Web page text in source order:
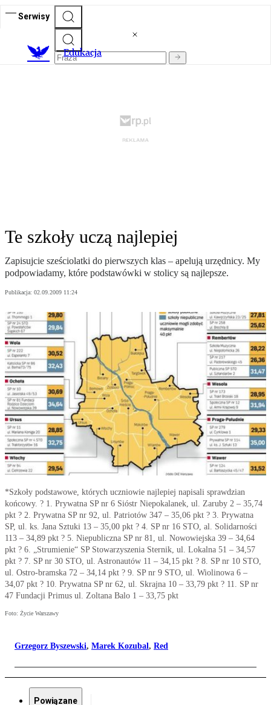
Serwisy
Edukacja
Te szkoły uczą najlepiej
Zapisujcie sześciolatki do pierwszych klas – apelują urzędnicy. My
podpowiadamy, które podstawówki w stolicy są najlepsze.
Publikacja: 02.09.2009 11:24
*Szkoły podstawowe, których uczniowie najlepiej napisali sprawdzian
końcowy. ? 1. Prywatna SP nr 6 Sióstr Niepokalanek, ul. Zaruby 2 – 35,74
pkt ? 2. Prywatna SP nr 92, ul. Patriotów 347 – 35,06 pkt ? 3. Prywatna
SP, ul. ks. Jana Sztuki 13 – 35,00 pkt ? 4. SP nr 16 STO, al. Solidarności
113 – 34,89 pkt ? 5. Niepubliczna SP nr 81, ul. Nowowiejska 39 – 34,64
pkt ? 6. „Strumienie“ SP Stowarzyszenia Sternik, ul. Lokalna 51 – 34,57
pkt ? 7. SP nr 30 STO, ul. Astronautów 11 – 34,15 pkt ? 8. SP nr 10 STO,
ul. Ostro-bramska 72 – 34,14 pkt ? 9. SP nr 9 STO, ul. Wiolinowa 6 –
34,07 pkt ? 10. Prywatna SP nr 62, ul. Skrajna 10 – 33,79 pkt ? 11. SP nr
47 Fundacji Primus ul. Zoltana Balo 1 – 33,75 pkt
Foto: Życie Warszawy
Grzegorz Byszewski, Marek Kozubal, Red
Powiązane